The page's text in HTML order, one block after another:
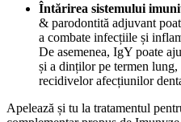
Întărirea sistemului
& parodontită adjuvant
a combate infecțiile și
De asemenea, IgY poate
și a dinților pe termen
recidivelor afecțiunilor
Apelează și tu la tratamentul